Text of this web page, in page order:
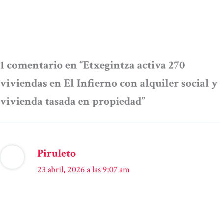
1 comentario en “Etxegintza activa 270
viviendas en El Infierno con alquiler social y
vivienda tasada en propiedad”
Piruleto
23 abril, 2026 a las 9:07 am